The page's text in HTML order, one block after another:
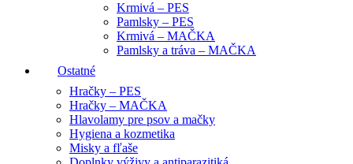
Krmivá – PES
Pamlsky – PES
Krmivá – MAČKA
Pamlsky a tráva – MAČKA
Ostatné
Hračky – PES
Hračky – MAČKA
Hlavolamy pre psov a mačky
Hygiena a kozmetika
Misky a fľaše